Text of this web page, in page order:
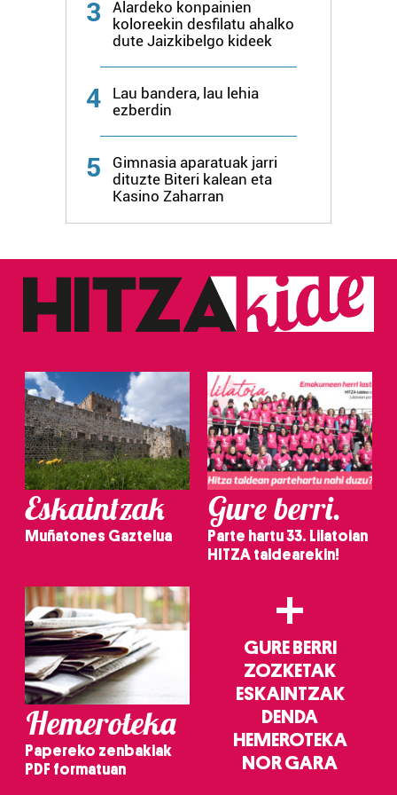
3
Alardeko konpainien
koloreekin desfilatu ahalko
dute Jaizkibelgo kideek
4
Lau bandera, lau lehia
ezberdin
5
Gimnasia aparatuak jarri
dituzte Biteri kalean eta
Kasino Zaharran
Eskaintzak
Muñatones Gaztelua
Gure berri.
Parte hartu 33. Lilatoian
HITZA taldearekin!
Hemeroteka
Papereko zenbakiak
PDF formatuan
+
GURE BERRI
ZOZKETAK
ESKAINTZAK
DENDA
HEMEROTEKA
NOR GARA